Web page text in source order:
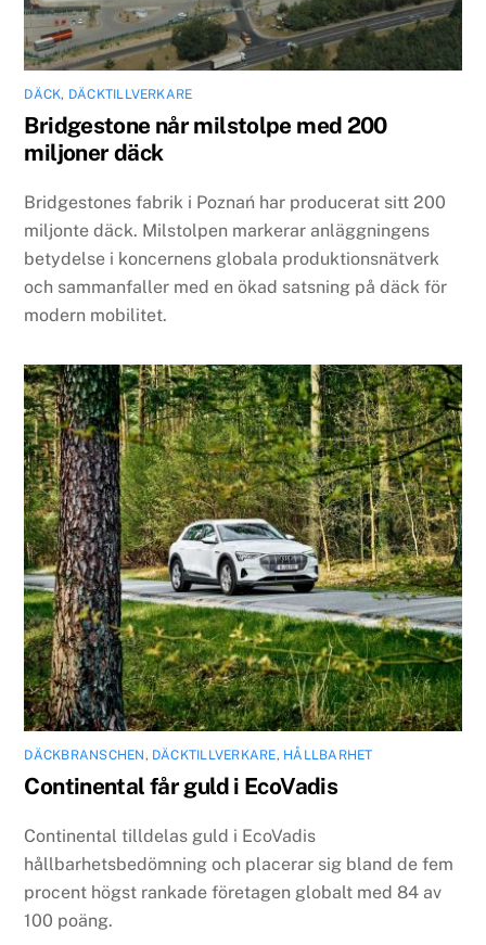
DÄCK, DÄCKTILLVERKARE
Bridgestone når milstolpe med 200
miljoner däck
Bridgestones fabrik i Poznań har producerat sitt 200
miljonte däck. Milstolpen markerar anläggningens
betydelse i koncernens globala produktionsnätverk
och sammanfaller med en ökad satsning på däck för
modern mobilitet.
DÄCKBRANSCHEN, DÄCKTILLVERKARE, HÅLLBARHET
Continental får guld i EcoVadis
Continental tilldelas guld i EcoVadis
hållbarhetsbedömning och placerar sig bland de fem
procent högst rankade företagen globalt med 84 av
100 poäng.